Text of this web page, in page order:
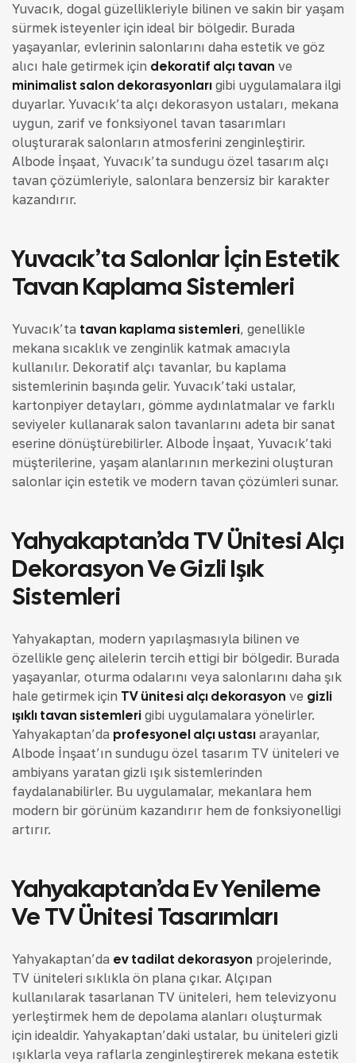
Yuvacık, doğal güzellikleriyle bilinen ve sakin bir yaşam
sürmek isteyenler için ideal bir bölgedir. Burada
yaşayanlar, evlerinin salonlarını daha estetik ve göz
alıcı hale getirmek için dekoratif alçı tavan ve
minimalist salon dekorasyonları gibi uygulamalara ilgi
duyarlar. Yuvacık’ta alçı dekorasyon ustaları, mekana
uygun, zarif ve fonksiyonel tavan tasarımları
oluşturarak salonların atmosferini zenginleştirir.
Albode İnşaat, Yuvacık’ta sunduğu özel tasarım alçı
tavan çözümleriyle, salonlara benzersiz bir karakter
kazandırır.
Yuvacık’ta Salonlar İçin Estetik
Tavan Kaplama Sistemleri
Yuvacık’ta tavan kaplama sistemleri, genellikle
mekana sıcaklık ve zenginlik katmak amacıyla
kullanılır. Dekoratif alçı tavanlar, bu kaplama
sistemlerinin başında gelir. Yuvacık’taki ustalar,
kartonpiyer detayları, gömme aydınlatmalar ve farklı
seviyeler kullanarak salon tavanlarını adeta bir sanat
eserine dönüştürebilirler. Albode İnşaat, Yuvacık’taki
müşterilerine, yaşam alanlarının merkezini oluşturan
salonlar için estetik ve modern tavan çözümleri sunar.
Yahyakaptan’da TV Ünitesi Alçı
Dekorasyon Ve Gizli Işık
Sistemleri
Yahyakaptan, modern yapılaşmasıyla bilinen ve
özellikle genç ailelerin tercih ettiği bir bölgedir. Burada
yaşayanlar, oturma odalarını veya salonlarını daha şık
hale getirmek için TV ünitesi alçı dekorasyon ve gizli
ışıklı tavan sistemleri gibi uygulamalara yönelirler.
Yahyakaptan’da profesyonel alçı ustası arayanlar,
Albode İnşaat’ın sunduğu özel tasarım TV üniteleri ve
ambiyans yaratan gizli ışık sistemlerinden
faydalanabilirler. Bu uygulamalar, mekanlara hem
modern bir görünüm kazandırır hem de fonksiyonelliği
artırır.
Yahyakaptan’da Ev Yenileme
Ve TV Ünitesi Tasarımları
Yahyakaptan’da ev tadilat dekorasyon projelerinde,
TV üniteleri sıklıkla ön plana çıkar. Alçıpan
kullanılarak tasarlanan TV üniteleri, hem televizyonu
yerleştirmek hem de depolama alanları oluşturmak
için idealdir. Yahyakaptan’daki ustalar, bu üniteleri gizli
ışıklarla veya raflarla zenginleştirerek mekana estetik